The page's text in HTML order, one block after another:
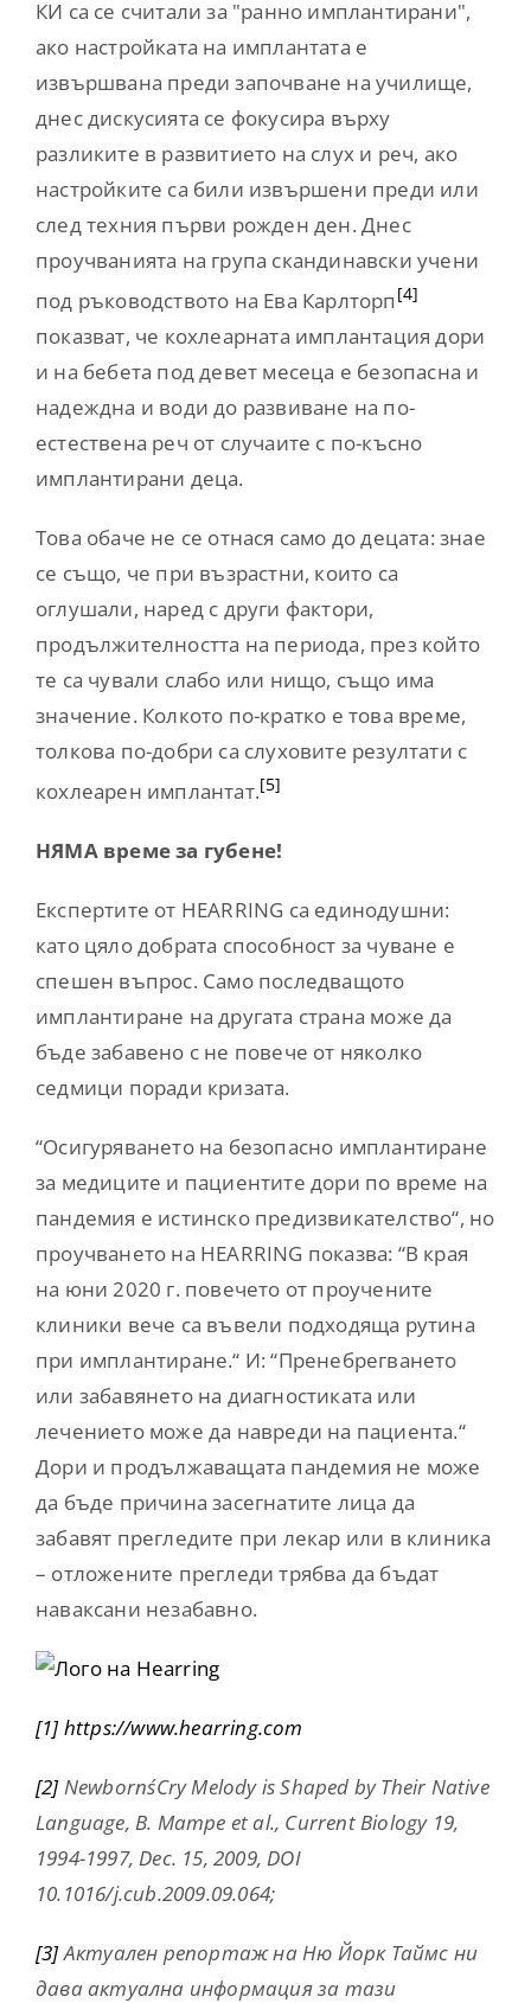
КИ са се считали за "ранно имплантирани",
ако настройката на имплантата е
извършвана преди започване на училище,
днес дискусията се фокусира върху
разликите в развитието на слух и реч, ако
настройките са били извършени преди или
след техния първи рожден ден. Днес
проучванията на група скандинавски учени
под ръководството на Ева Карлторп [4]
показват, че кохлеарната имплантация дори
и на бебета под девет месеца е безопасна и
надеждна и води до развиване на по-
естествена реч от случаите с по-късно
имплантирани деца.
Това обаче не се отнася само до децата: знае
се също, че при възрастни, които са
оглушали, наред с други фактори,
продължителността на периода, през който
те са чували слабо или нищо, също има
значение. Колкото по-кратко е това време,
толкова по-добри са слуховите резултати с
кохлеарен имплантат.[5]
НЯМА време за губене!
Експертите от HEARRING са единодушни:
като цяло добрата способност за чуване е
спешен въпрос. Само последващото
имплантиране на другата страна може да
бъде забавено с не повече от няколко
седмици поради кризата.
“Осигуряването на безопасно имплантиране
за медиците и пациентите дори по време на
пандемия е истинско предизвикателство“, но
проучването на HEARRING показва: “В края
на юни 2020 г. повечето от проучените
клиники вече са въвели подходяща рутина
при имплантиране.“ И: “Пренебрегването
или забавянето на диагностиката или
лечението може да навреди на пациента.“
Дори и продължаващата пандемия не може
да бъде причина засегнатите лица да
забавят прегледите при лекар или в клиника
– отложените прегледи трябва да бъдат
наваксани незабавно.
[1]https://www.hearring.com
[2]Newborns´Cry Melody is Shaped by Their Native
Language, B. Mampe et al., Current Biology 19,
1994-1997, Dec. 15, 2009, DOI
10.1016/j.cub.2009.09.064;
[3]Актуален репортаж на Ню Йорк Таймс ни
дава актуална информация за тази